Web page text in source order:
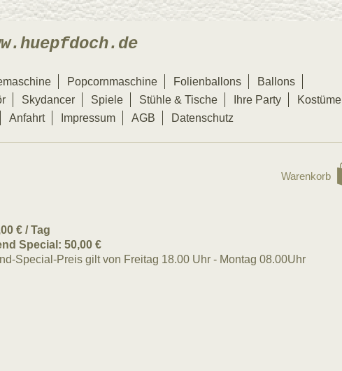
Popcornmaschine Folienballons
Ballons
Skydancer Spiele Stühle & Tische Ihre Party
Kostüme
Anfahrt Impressum AGB Datenschutz
Warenkorb
€ / Tag
Special: 50,00 €
Special-Preis gilt von Freitag 18.00 Uhr - Montag 08.00Uhr